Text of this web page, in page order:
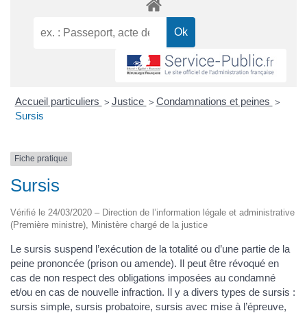
Accueil particuliers > Justice > Condamnations et peines >
Sursis
Fiche pratique
Sursis
Vérifié le 24/03/2020 – Direction de l’information légale et administrative
(Première ministre), Ministère chargé de la justice
Le sursis suspend l’exécution de la totalité ou d’une partie de la
peine prononcée (prison ou amende). Il peut être révoqué en
cas de non respect des obligations imposées au condamné
et/ou en cas de nouvelle infraction. Il y a divers types de sursis :
sursis simple, sursis probatoire, sursis avec mise à l’épreuve,